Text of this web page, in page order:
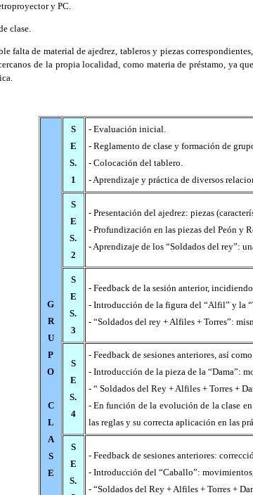
y PC.
clase.
falta de material de ajedrez, tableros y piezas
de la propia localidad, como materia de préstamo, ya
G
R
U
P
O
C
L
A
S
E
S
E
S.
1
- Evaluación inicial.
- Reglamento de clase y formación de
- Colocación del tablero.
- Aprendizaje y práctica de diversos
S
E
S.
2
- Presentación del ajedrez: piezas
- Profundización en las piezas del Peón y
- Aprendizaje de los “Soldados del rey”:
S
E
S.
3
- Feedback de la sesión anterior,
- Introducción de la figura del “Alfil” y la
- “Soldados del rey + Alfiles + Torres”:
S
E
S.
4
- Feedback de sesiones anteriores, así
- Introducción de la pieza de la “Dama”:
- “ Soldados del Rey + Alfiles + Torres +
- En función de la evolución de la clase
las reglas y su correcta aplicación en las
S
E
S.
- Feedback de sesiones anteriores:
- Introducción del “Caballo”:
- “Soldados del Rey + Alfiles + Torres +